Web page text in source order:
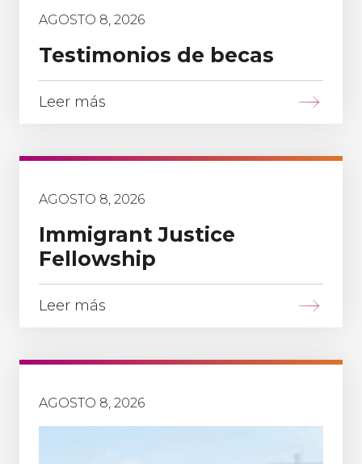
AGOSTO 8, 2026
Testimonios de becas
Leer más
AGOSTO 8, 2026
Immigrant Justice
Fellowship
Leer más
AGOSTO 8, 2026